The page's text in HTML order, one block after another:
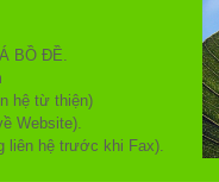
BỒ ĐỀ.
hệ từ thiện)
Website).
liên hệ trước khi Fax).